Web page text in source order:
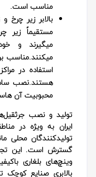
مناسب است.
بالابر زیر چرخ
مستقیماً زیر
میگیرند و
میکنند.مناسب
استفاده در
هستند.نصب
محبوبیت آن‌
تولید و نصب
ایران به‌ ویژه در
تولیدکنندگان محلی
گسترش است. این
وینچ‌های بلغاری
بالابری صنایع کوچک